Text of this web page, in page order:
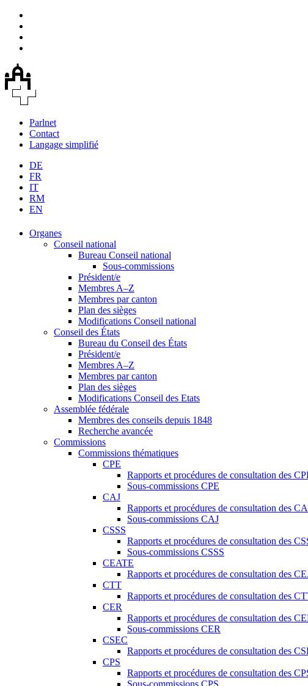
Parlnet
Contact
Langage simplifié
DE
FR
IT
RM
EN
Organes
Conseil national
Bureau Conseil national
Sous-commissions
Président/e
Membres A–Z
Membres par canton
Plan des sièges
Modifications Conseil national
Conseil des États
Bureau du Conseil des États
Président/e
Membres A–Z
Membres par canton
Plan des sièges
Modifications Conseil des Etats
Assemblée fédérale
Membres des conseils depuis 1848
Recherche avancée
Commissions
Commissions thématiques
CPE
Rapports et procédures de consultation des
Sous-commissions CPE
CAJ
Rapports et procédures de consultation des
Sous-commissions CAJ
CSSS
Rapports et procédures de consultation des
Sous-commissions CSSS
CEATE
Rapports et procédures de consultation des
CTT
Rapports et procédures de consultation des
CER
Rapports et procédures de consultation des
Sous-commissions CER
CSEC
Rapports et procédures de consultation des
CPS
Rapports et procédures de consultation des